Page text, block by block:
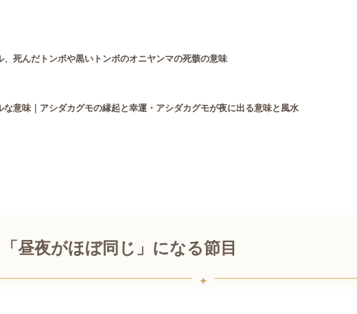
、死んだトンボや黒いトンボのオニヤンマの死骸の意味
な意味｜アシダカグモの縁起と幸運・アシダカグモが夜に出る意味と風水
昼夜がほぼ同じ」になる節目